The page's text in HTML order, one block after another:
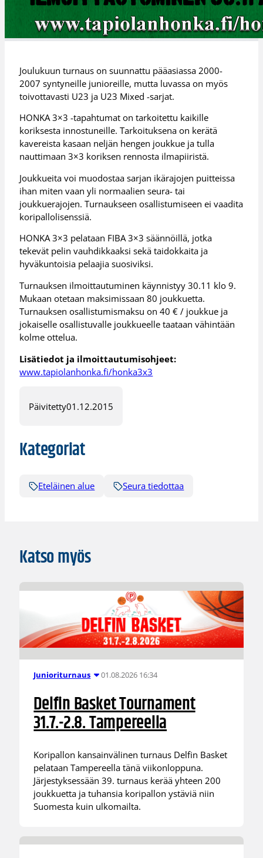
Joulukuun turnaus on suunnattu pääasiassa 2000-
2007 syntyneille junioreille, mutta luvassa on myös
toivottavasti U23 ja U23 Mixed -sarjat.
HONKA 3×3 -tapahtumat on tarkoitettu kaikille
koriksesta innostuneille. Tarkoituksena on kerätä
kavereista kasaan neljän hengen joukkue ja tulla
nauttimaan 3×3 koriksen rennosta ilmapiiristä.
Joukkueita voi muodostaa sarjan ikärajojen puitteissa
ihan miten vaan yli normaalien seura- tai
joukkuerajojen. Turnaukseen osallistumiseen ei vaadita
koripallolisenssiä.
HONKA 3×3 pelataan FIBA 3×3 säännöillä, jotka
tekevät pelin vauhdikkaaksi sekä taidokkaita ja
hyväkuntoisia pelaajia suosiviksi.
Turnauksen ilmoittautuminen käynnistyy 30.11 klo 9.
Mukaan otetaan maksimissaan 80 joukkuetta.
Turnauksen osallistumismaksu on 40 € / joukkue ja
jokaiselle osallistuvalle joukkueelle taataan vähintään
kolme ottelua.
Lisätiedot ja ilmoittautumisohjeet:
www.tapiolanhonka.fi/honka3x3
Päivitetty01.12.2015
Kategoriat
Eteläinen alue Seura tiedottaa
Katso myös
Junioriturnaus 01.08.2026 16:34
Delfin Basket Tournament
31.7.-2.8. Tampereella
Koripallon kansainvälinen turnaus Delfin Basket
pelataan Tampereella tänä viikonloppuna.
Järjestyksessään 39. turnaus kerää yhteen 200
joukkuetta ja tuhansia koripallon ystäviä niin
Suomesta kuin ulkomailta.